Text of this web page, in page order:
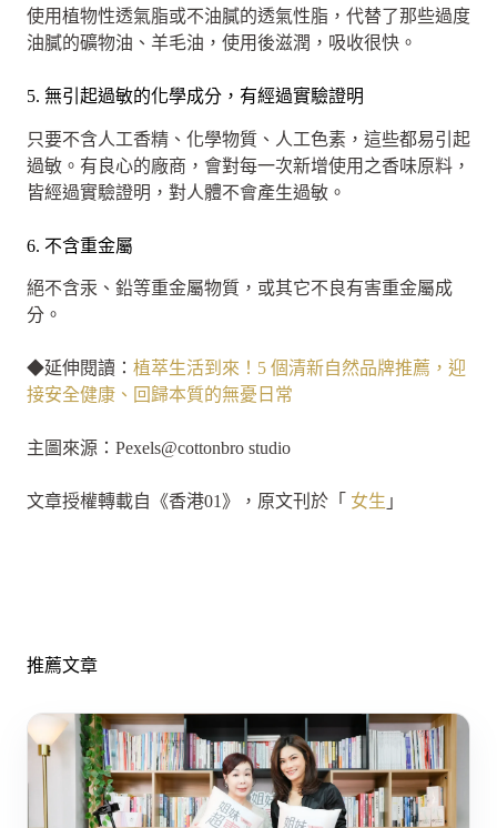
使用植物性透氣脂或不油膩的透氣性脂，代替了那些過度
油膩的礦物油、羊毛油，使用後滋潤，吸收很快。
5. 無引起過敏的化學成分，有經過實驗證明
只要不含人工香精、化學物質、人工色素，這些都易引起
過敏。有良心的廠商，會對每一次新增使用之香味原料，
皆經過實驗證明，對人體不會產生過敏。
6. 不含重金屬
絕不含汞、鉛等重金屬物質，或其它不良有害重金屬成
分。
◆延伸閱讀： 植萃生活到來！5 個清新自然品牌推薦，迎
接安全健康、回歸本質的無憂日常
主圖來源：Pexels@cottonbro studio
文章授權轉載自《香港01》，原文刊於「 女生 」
推薦文章